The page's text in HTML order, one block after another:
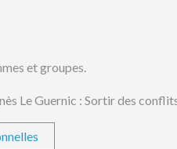
et groupes.
Le Guernic : Sortir des